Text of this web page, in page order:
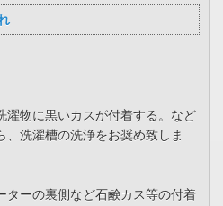
濯物に黒いカスが付着する。など
、洗濯槽の洗浄をお奨め致しま
ターの裏側など石鹸カス等の付着